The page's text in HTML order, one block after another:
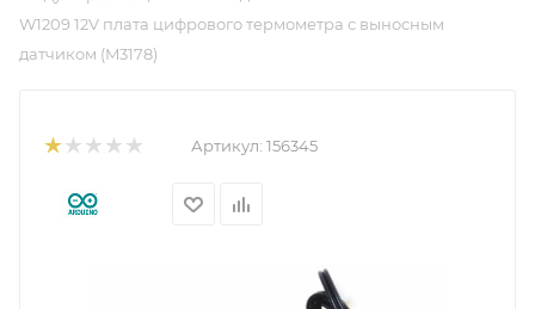
W1209 12V плата цифрового термометра с выносным
датчиком (M3178)
Артикул: 156345